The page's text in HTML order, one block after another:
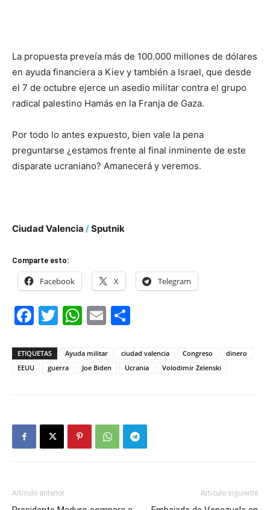
La propuesta preveía más de 100.000 millones de dólares
en ayuda financiera a Kiev y también a Israel, que desde
el 7 de octubre ejerce un asedio militar contra el grupo
radical palestino Hamás en la Franja de Gaza.
Por todo lo antes expuesto, bien vale la pena
preguntarse ¿estamos frente al final inminente de este
disparate ucraniano? Amanecerá y veremos.
Ciudad Valencia /Sputnik
Comparte esto:
Facebook X Telegram
Facebook
Twitter
WhatsApp
Email
ETIQUETAS Ayuda militar ciudad valencia Congreso
dinero
EEUU
guerra Joe Biden Ucrania Volodimir Zelenski
Artículo anterior Artículo siguiente